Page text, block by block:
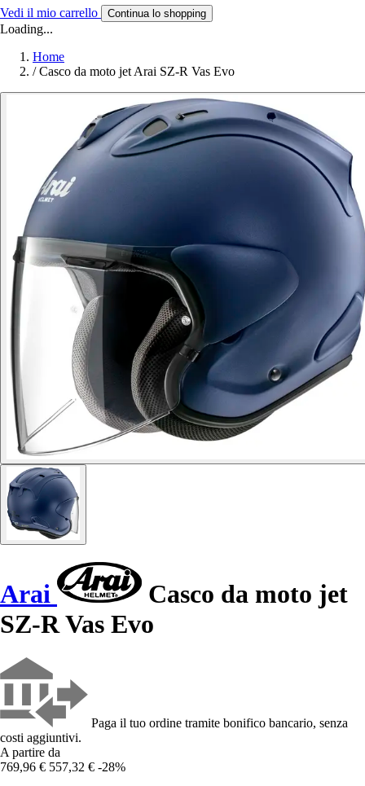
Vedi il mio carrello Continua lo shopping
Loading...
Home
/ Casco da moto jet Arai SZ-R Vas Evo
Arai
Casco da moto jet
SZ-R Vas Evo
Paga il tuo ordine tramite bonifico bancario, senza
costi aggiuntivi.
A partire da
769,96 € 557,32 € -28%